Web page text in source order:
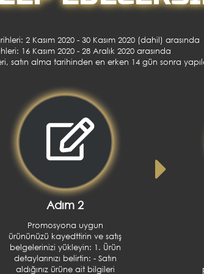
2 Kasım 2020 - 30 Kasım 2020 (dahil) arasında
16 Kasım 2020 - 28 Aralık 2020 arasında
satın alma tarihinden en erken 14 gün sonra
Adım 2
Promosyona uygun
ürününüzü kayedttirin ve satış
belgelerinizi yükleyin: 1. Ürün
detaylarınızı belirtin: - Satın
aldığınız ürüne ait bilgileri